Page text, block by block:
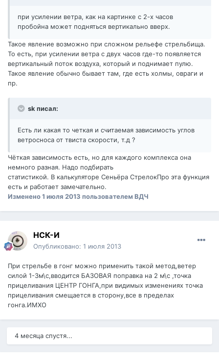
при усилении ветра, как на картинке с 2-х часов
пробойна может подняться вертикально вверх.
Такое явление возможно при сложном рельефе стрельбища.
То есть, при усилении ветра с двух часов где-то появляется
вертикальный поток воздуха, который и поднимает пулю.
Такое явление обычно бывает там, где есть холмы, овраги и
пр.
sk писал:
Есть ли какая то четкая и считаемая зависимость углов
ветросноса от твиста скорости, т.д ?
Чёткая зависимость есть, но для каждого комплекса она
немного разная. Надо подбирать
статистикой. В калькуляторе Сеньёра СтрелокПро эта функция
есть и работает замечательно.
Изменено1 июля 2013 пользователем ВДЧ
НСК-И
Опубликовано: 1 июля 2013
При стрельбе в гонг можно применить такой метод,ветер
силой 1-3м\с,вводится БАЗОВАЯ поправка на 2 м\с ,точка
прицеливания ЦЕНТР ГОНГА,при видимых изменениях точка
прицеливания смещается в сторону,все в пределах
гонга.ИМХО
4 месяца спустя...